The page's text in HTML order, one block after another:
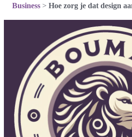
Business> Hoe zorg je dat design